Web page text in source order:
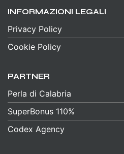
INFORMAZIONI LEGALI
Privacy Policy
Cookie Policy
PARTNER
Perla di Calabria
SuperBonus 110%
Codex Agency